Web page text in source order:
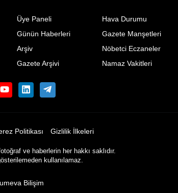
Üye Paneli
Günün Haberleri
Arşiv
Gazete Arşivi
Hava Durumu
Gazete Manşetleri
Nöbetci Eczaneler
Namaz Vakitleri
Politikası Gizlilik İlkeleri
ve haberlerin her hakkı saklıdır.
kullanılamaz.
Bilişim